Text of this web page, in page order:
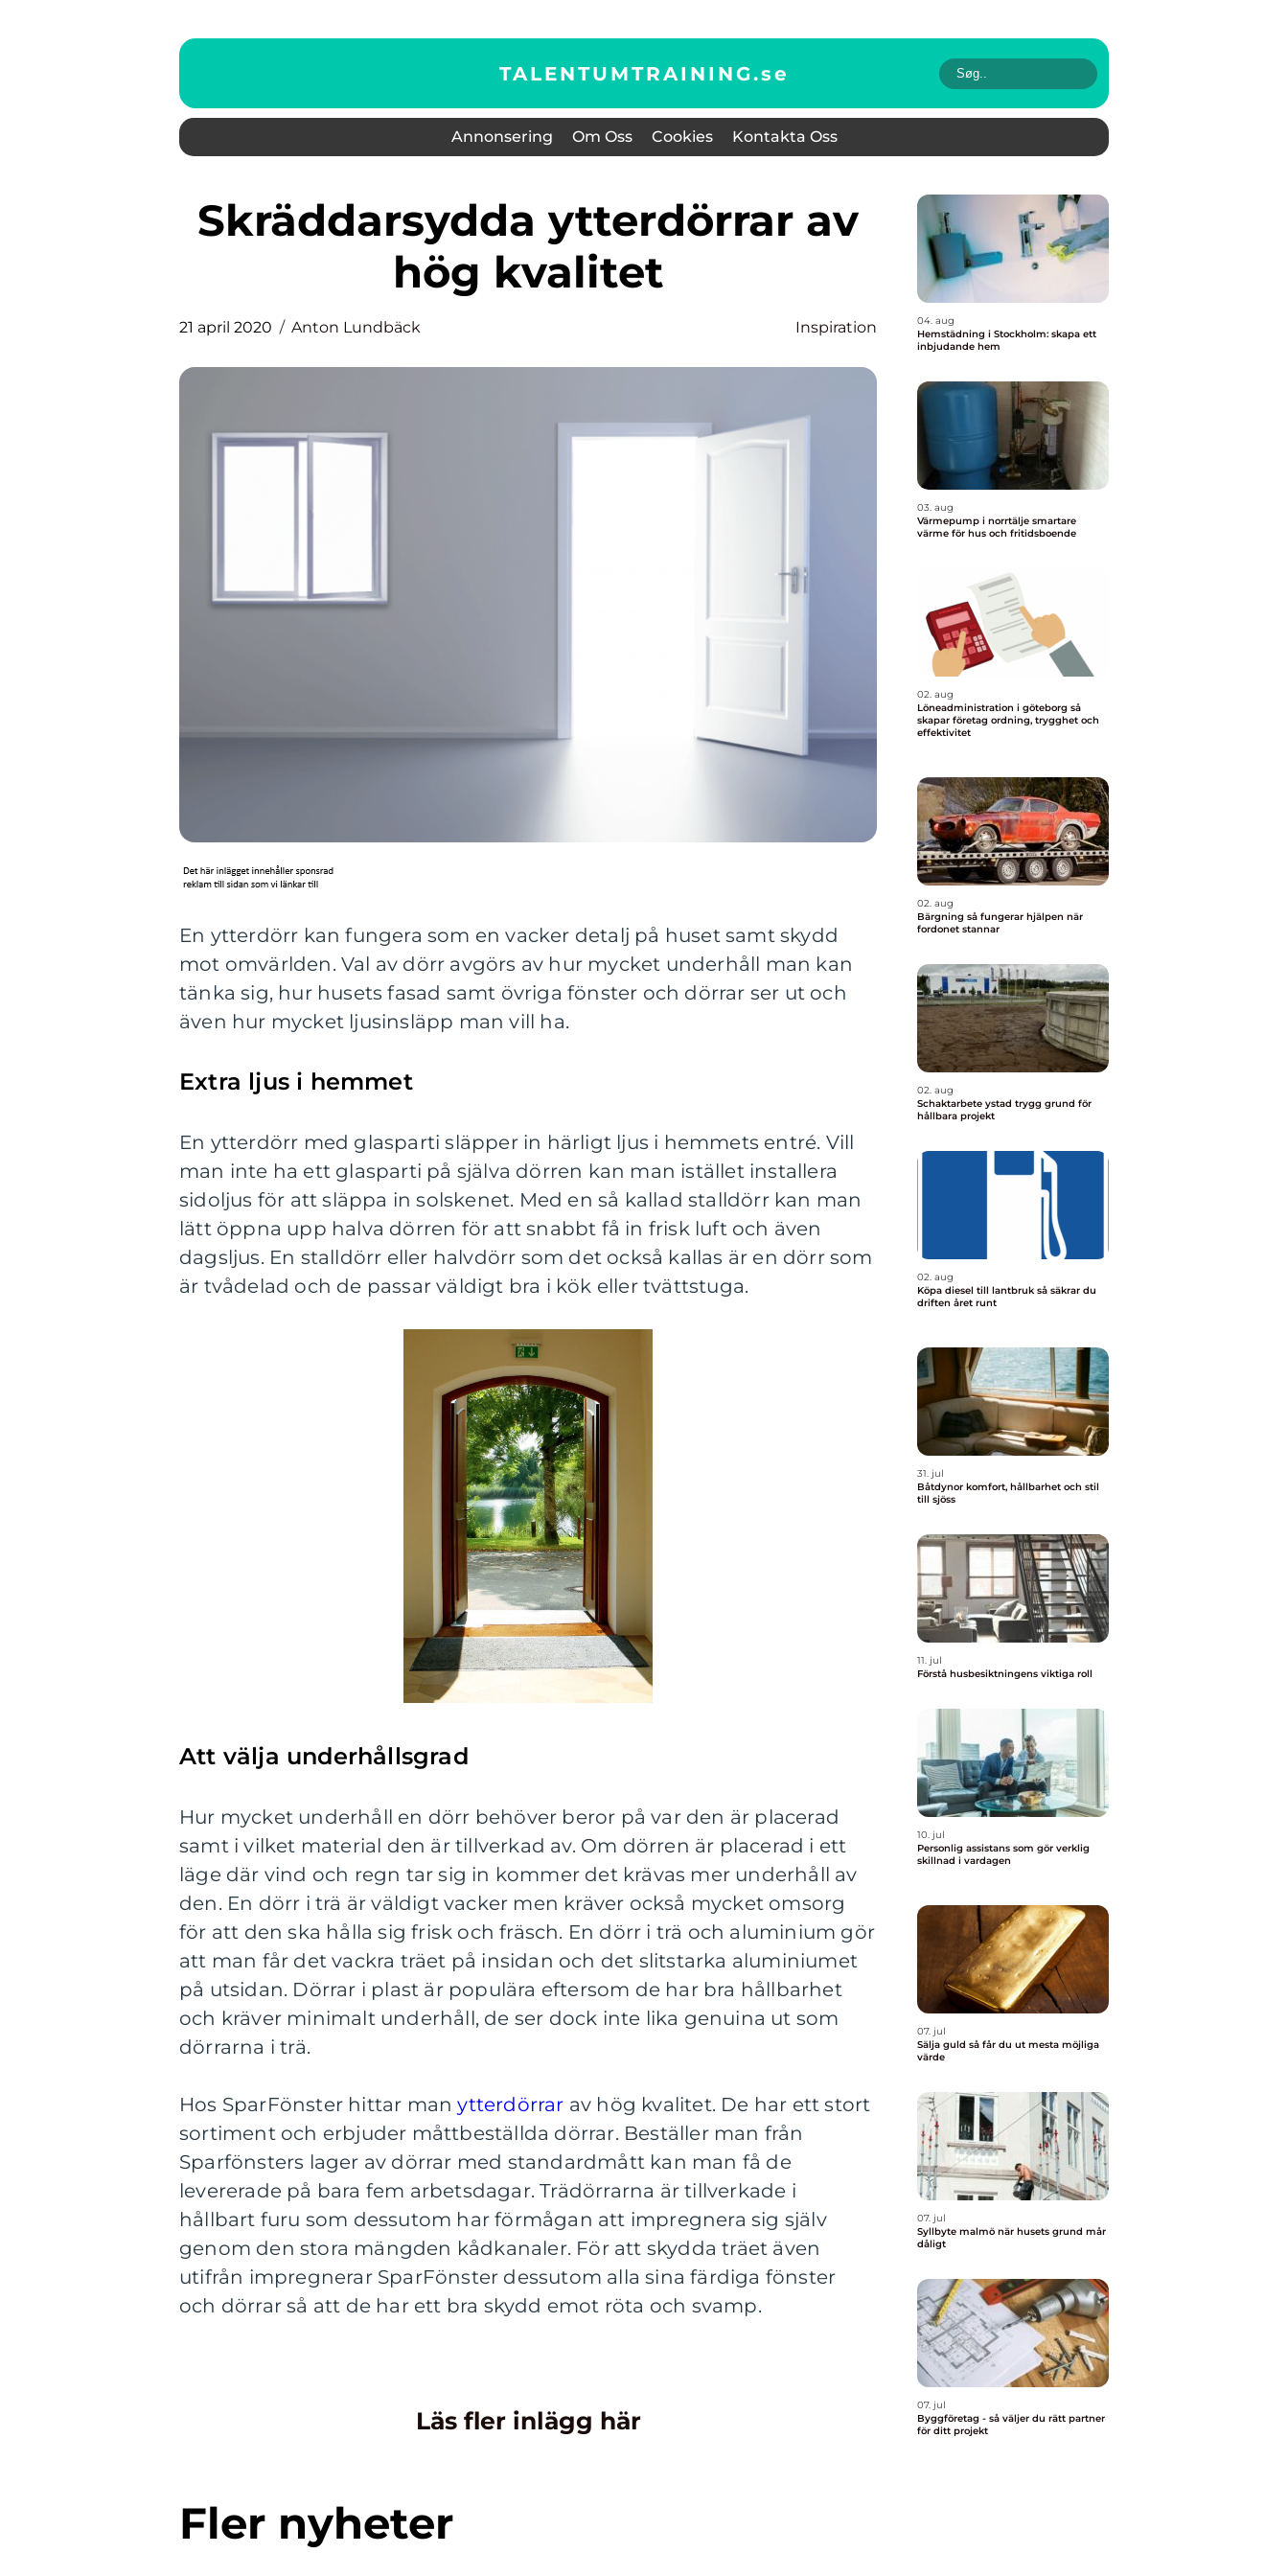
TALENTUMTRAINING.se
Annonsering Om Oss Cookies Kontakta Oss
Skräddarsydda ytterdörrar av
hög kvalitet
21 april 2020 Anton Lundbäck Inspiration
En ytterdörr kan fungera som en vacker detalj på huset samt skydd
mot omvärlden. Val av dörr avgörs av hur mycket underhåll man kan
tänka sig, hur husets fasad samt övriga fönster och dörrar ser ut och
även hur mycket ljusinsläpp man vill ha.
Extra ljus i hemmet
En ytterdörr med glasparti släpper in härligt ljus i hemmets entré. Vill
man inte ha ett glasparti på själva dörren kan man istället installera
sidoljus för att släppa in solskenet. Med en så kallad stalldörr kan man
lätt öppna upp halva dörren för att snabbt få in frisk luft och även
dagsljus. En stalldörr eller halvdörr som det också kallas är en dörr som
är tvådelad och de passar väldigt bra i kök eller tvättstuga.
Att välja underhållsgrad
Hur mycket underhåll en dörr behöver beror på var den är placerad
samt i vilket material den är tillverkad av. Om dörren är placerad i ett
läge där vind och regn tar sig in kommer det krävas mer underhåll av
den. En dörr i trä är väldigt vacker men kräver också mycket omsorg
för att den ska hålla sig frisk och fräsch. En dörr i trä och aluminium gör
att man får det vackra träet på insidan och det slitstarka aluminiumet
på utsidan. Dörrar i plast är populära eftersom de har bra hållbarhet
och kräver minimalt underhåll, de ser dock inte lika genuina ut som
dörrarna i trä.
Hos SparFönster hittar manytterdörrar av hög kvalitet. De har ett stort
sortiment och erbjuder måttbeställda dörrar. Beställer man från
Sparfönsters lager av dörrar med standardmått kan man få de
levererade på bara fem arbetsdagar. Trädörrarna är tillverkade i
hållbart furu som dessutom har förmågan att impregnera sig själv
genom den stora mängden kådkanaler. För att skydda träet även
utifrån impregnerar SparFönster dessutom alla sina färdiga fönster
och dörrar så att de har ett bra skydd emot röta och svamp.
Läs fler inlägg här
Fler nyheter
04. aug
Hemstädning i Stockholm: skapa ett
inbjudande hem
03. aug
Värmepump i norrtälje smartare
värme för hus och fritidsboende
02. aug
Löneadministration i göteborg så
skapar företag ordning, trygghet och
effektivitet
02. aug
Bärgning så fungerar hjälpen när
fordonet stannar
02. aug
Schaktarbete ystad trygg grund för
hållbara projekt
02. aug
Köpa diesel till lantbruk så säkrar du
driften året runt
31. jul
Båtdynor komfort, hållbarhet och stil
till sjöss
11. jul
Förstå husbesiktningens viktiga roll
10. jul
Personlig assistans som gör verklig
skillnad i vardagen
07. jul
Sälja guld så får du ut mesta möjliga
värde
07. jul
Syllbyte malmö när husets grund mår
dåligt
07. jul
Byggföretag - så väljer du rätt partner
för ditt projekt